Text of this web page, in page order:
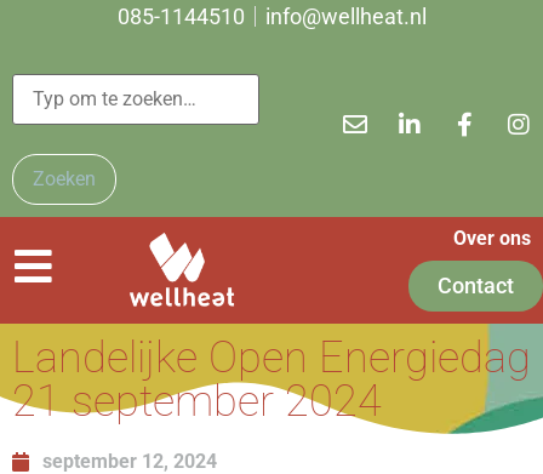
085-1144510 info@wellheat.nl
Zoeken
Over ons
Contact
Landelijke Open Energiedag
21 september 2024
september 12, 2024